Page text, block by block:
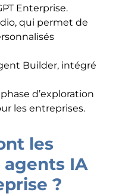
Enterprise.
qui permet de
Builder, intégré
d’exploration
les entreprises.
les
IA
?